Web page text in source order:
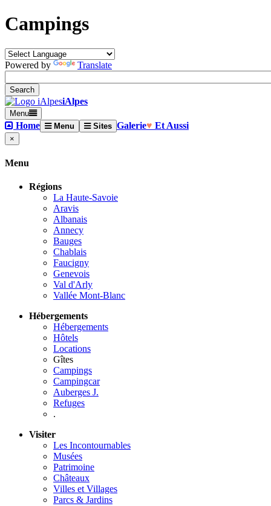
Campings
Powered by Translate
iAlpes
Menu
Home Menu Sites Galerie♥ Et Aussi
×
Menu
Régions
La Haute-Savoie
Aravis
Albanais
Annecy
Bauges
Chablais
Faucigny
Genevois
Val d'Arly
Vallée Mont-Blanc
Hébergements
Hébergements
Hôtels
Locations
Gîtes
Campings
Campingcar
Auberges J.
Refuges
.
Visiter
Les Incontournables
Musées
Patrimoine
Châteaux
Villes et Villages
Parcs & Jardins